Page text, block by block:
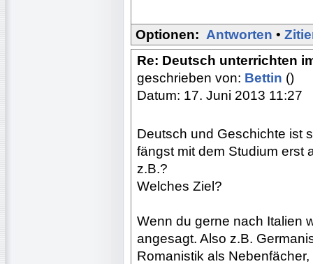
Optionen: Antworten •
Re: Deutsch unterrichten
geschrieben von: Bettin ()
Datum: 17. Juni 2013 11:27
Deutsch und Geschichte ist
fängst mit dem Studium erst
z.B.?
Welches Ziel?
Wenn du gerne nach Italien
angesagt. Also z.B.
Romanistik als